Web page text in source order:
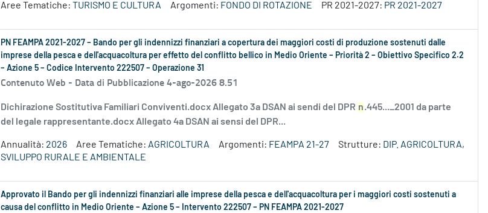
Aree Tematiche: TURISMO E CULTURA Argomenti: FONDO DI ROTAZIONE PR 2021-2027: PR 2021-2027
PN FEAMPA 2021-2027 – Bando per gli indennizzi finanziari a copertura dei maggiori costi di produzione sostenuti dalle
imprese della pesca e dell'acquacoltura per effetto del conflitto bellico in Medio Oriente – Priorità 2 – Obiettivo Specifico 2.2
– Azione 5 – Codice Intervento 222507 – Operazione 31
Contenuto Web - Data di Pubblicazione 4-ago-2026 8.51
Dichirazione Sostitutiva Familiari Conviventi.docx Allegato 3a DSAN ai sendi del DPR n.445..._2001 da parte
del legale rappresentante.docx Allegato 4a DSAN ai sensi del DPR...
Annualità: 2026 Aree Tematiche: AGRICOLTURA Argomenti: FEAMPA 21-27 Strutture: DIP. AGRICOLTURA,
SVILUPPO RURALE E AMBIENTALE
Approvato il Bando per gli indennizzi finanziari alle imprese della pesca e dell'acquacoltura per i maggiori costi sostenuti a
causa del conflitto in Medio Oriente – Azione 5 – Intervento 222507 – PN FEAMPA 2021-2027